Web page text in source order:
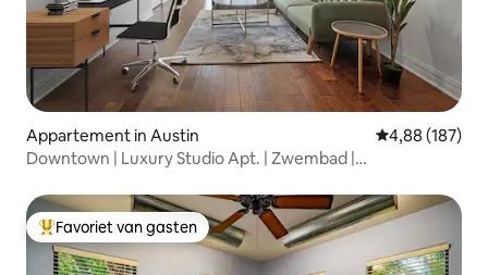
Appartement in Austin Gemiddelde
4,88 (187)
Downtown | Luxury Studio Apt. | Zwembad |
Topfavoriet van gasten
Favoriet van gasten